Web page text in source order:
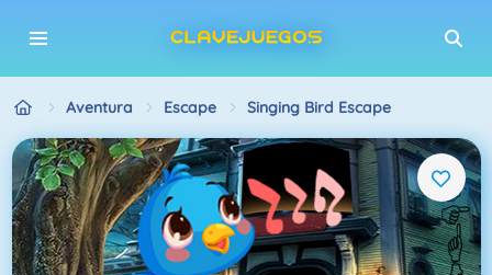
Aventura Escape Singing Bird Escape